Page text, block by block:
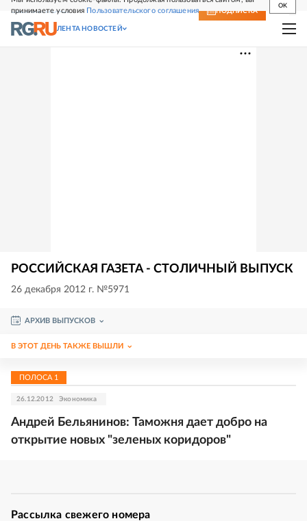
принимаете условия Пользовательского соглашения
OK
СВЕЖИЙ НОМЕР ПОДПИСКА
ЛЕНТА НОВОСТЕЙ
РОССИЙСКАЯ ГАЗЕТА - СТОЛИЧНЫЙ ВЫПУСК
26 декабря 2012 г. №5971
АРХИВ ВЫПУСКОВ
В ЭТОТ ДЕНЬ ТАКЖЕ ВЫШЛИ
ПОЛОСА 1
26.12.2012 Экономика
Андрей Бельянинов: Таможня дает добро на
открытие новых "зеленых коридоров"
Рассылка свежего номера